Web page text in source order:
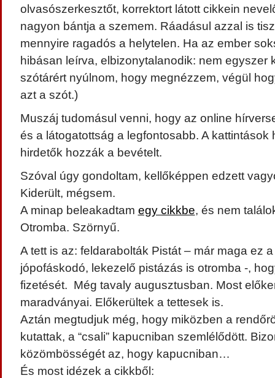
olvasószerkesztőt, korrektort látott cikkein
nagyon bántja a szemem. Ráadásul azzal is
mennyire ragadós a helytelen. Ha az ember
hibásan leírva, elbizonytalanodik: nem egyszer
szótárért nyúlnom, hogy megnézzem, végül
azt a szót.)
Muszáj tudomásul venni, hogy az online
és a látogatottság a legfontosabb. A kattintások
hirdetők hozzák a bevételt.
Szóval úgy gondoltam, kellőképpen edzett
Kiderült, mégsem.
A minap beleakadtam egy cikkbe, és nem
Otromba. Szörnyű.
A tett is az: feldarabolták Pistát – már maga ez
jópofáskodó, lekezelő pistázás is otromba -,
fizetését. Még tavaly augusztusban. Most
maradványai. Előkerültek a tettesek is.
Aztán megtudjuk még, hogy miközben a
kutattak, a “csali” kapucniban szemlélődött.
közömbösségét az, hogy kapucniban…
És most idézek a cikkből: